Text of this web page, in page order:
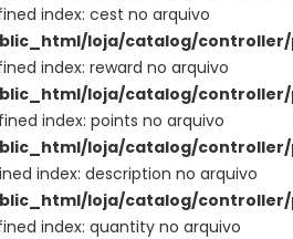
index: cest no arquivo
loja/catalog/
index: reward no arquivo
loja/catalog/
index: points no arquivo
loja/catalog/
index: description no arquivo
loja/catalog/
index: quantity no arquivo